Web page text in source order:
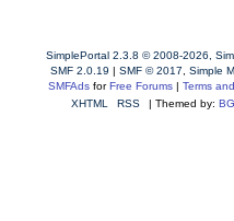
SimplePortal 2.3.8 © 2008-2026,
SMF 2.0.19 | SMF © 2017
Simple
SMFAds forFree Forums | Terms
XHTML
RSS | Themed by: